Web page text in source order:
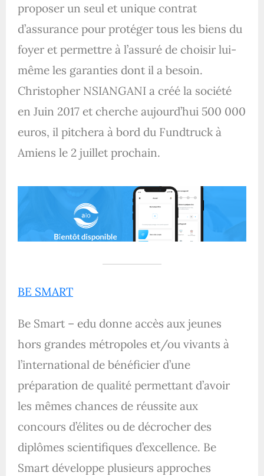
proposer un seul et unique contrat
d’assurance pour protéger tous les biens du
foyer et permettre à l’assuré de choisir lui-
même les garanties dont il a besoin.
Christopher NSIANGANI a créé la société
en Juin 2017 et cherche aujourd’hui 500 000
euros, il pitchera à bord du Fundtruck à
Amiens le 2 juillet prochain.
BE SMART
Be Smart – edu donne accès aux jeunes
hors grandes métropoles et/ou vivants à
l’international de bénéficier d’une
préparation de qualité permettant d’avoir
les mêmes chances de réussite aux
concours d’élites ou de décrocher des
diplômes scientifiques d’excellence. Be
Smart développe plusieurs approches